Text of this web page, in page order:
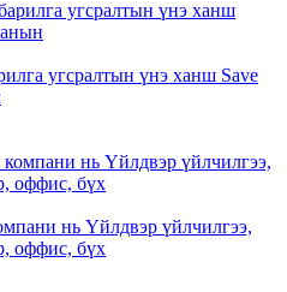
угсралтын үнэ ханш Save
нь Үйлдвэр үйлчилгээ,
оффис, бүх